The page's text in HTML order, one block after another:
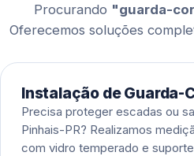
Procurando "guarda-
Oferecemos soluções
Instalação de Guarda-
Precisa proteger escadas ou
Pinhais-PR? Realizamos
com vidro temperado e